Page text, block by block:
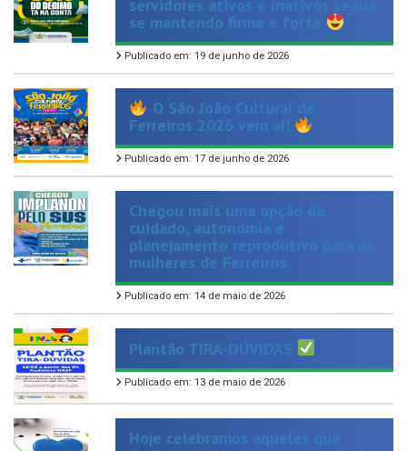
Publicado em: 19 de junho de 2026
O São João Cultural de
Ferreiros 2026 vem aí!
Publicado em: 17 de junho de 2026
Chegou mais uma opção de
cuidado, autonomia e
planejamento reprodutivo para as
mulheres de Ferreiros.
Publicado em: 14 de maio de 2026
Plantão TIRA-DÚVIDAS
Publicado em: 13 de maio de 2026
Hoje celebramos aqueles que
dedicam suas vidas ao cuidado, à
atenção e ao amor ao próximo.